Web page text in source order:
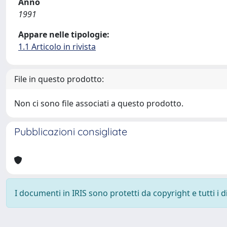
1991
Appare nelle tipologie:
1.1 Articolo in rivista
File in questo prodotto:
Non ci sono file associati a questo prodotto.
Pubblicazioni consigliate
I documenti in IRIS sono protetti da copyright e tutti i